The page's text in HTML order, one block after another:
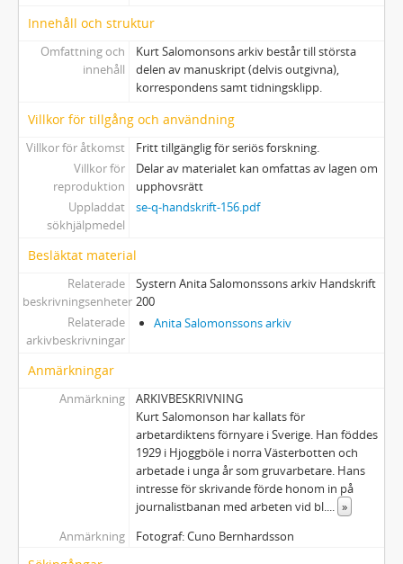
Innehåll och struktur
Omfattning och
innehåll
Kurt Salomonsons arkiv består till största
delen av manuskript (delvis outgivna),
korrespondens samt tidningsklipp.
Villkor för tillgång och användning
Villkor för åtkomst
Fritt tillgänglig för seriös forskning.
Villkor för
reproduktion
Delar av materialet kan omfattas av lagen om
upphovsrätt
Uppladdat
sökhjälpmedel
se-q-handskrift-156.pdf
Besläktat material
Relaterade
beskrivningsenheter
Systern Anita Salomonssons arkiv Handskrift
200
Relaterade
arkivbeskrivningar
Anita Salomonssons arkiv
Anmärkningar
Anmärkning
ARKIVBESKRIVNING
Kurt Salomonson har kallats för
arbetardiktens förnyare i Sverige. Han föddes
1929 i Hjoggböle i norra Västerbotten och
arbetade i unga år som gruvarbetare. Hans
intresse för skrivande förde honom in på
journalistbanan med arbeten vid bl.... »
Anmärkning
Fotograf: Cuno Bernhardsson